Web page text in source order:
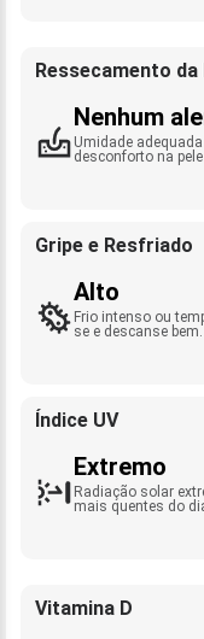
Ressecamento da
Nenhum
Umidade
desconforto na
Gripe e Resfriado
Alto
Frio intenso ou
se e descanse bem.
Índice UV
Extremo
Radiação solar
mais quentes do
Vitamina D